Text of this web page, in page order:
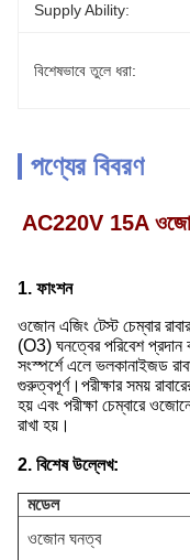
Supply Ability:
বিশেষভাবে তুলে ধরা:
পণ্যের বিবরণ
AC220V 15A ওজোন
1. ফাংশন
ওজোন এজিং টেস্ট চেম্বার
(O3) ঘনত্বের পরিবেশ
সংস্পর্শে এলে ভলকানাইজড
গুরুত্বপূর্ণ।পরীক্ষার সময়
হয় এবং পরীক্ষা চেম্বারে
রাখা হয়।
2. বিশেষ উল্লেখ:
মডেল
ওজোন ঘনত্ব